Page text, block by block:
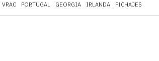
VRAC PORTUGAL GEORGIA IRLANDA FICHAJES